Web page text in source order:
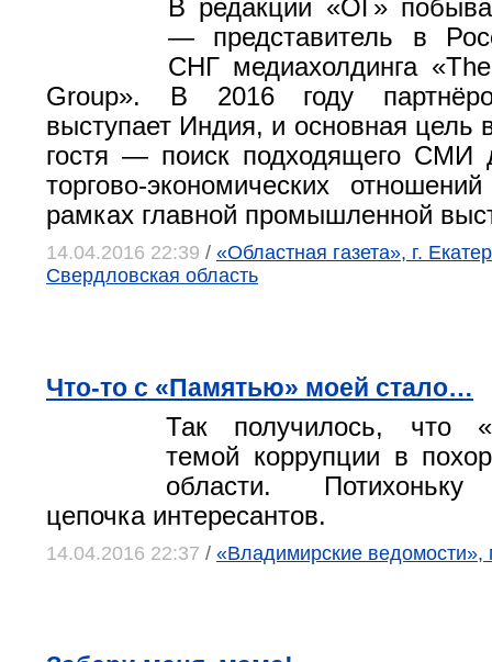
В редакции «ОГ»
— представитель в
СНГ медиахолдинга
Group». В 2016 году
выступает Индия, и основная цель
гостя — поиск подходящего СМИ
торгово-экономических
рамках главной промышленной
14.04.2016 22:39 / «Областная газета», г.
Свердловская область
Что-то с «Памятью» моей стало…
Так получилось, что
темой коррупции в
области. Потихоньку
цепочка интересантов.
14.04.2016 22:37 / «Владимирские ведомости»,